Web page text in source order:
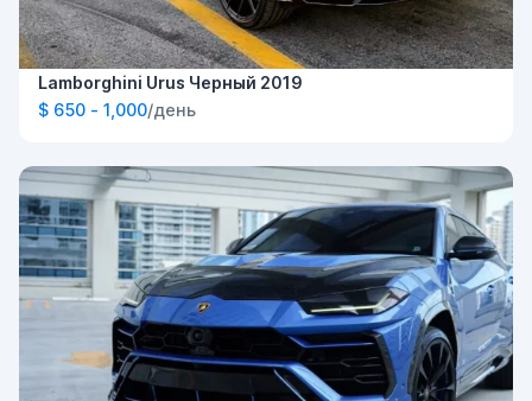
Lamborghini Urus Черный 2019
$ 650 - 1,000/день